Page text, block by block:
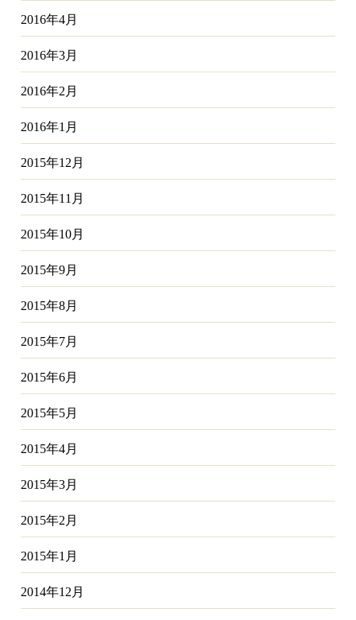
2016年4月
2016年3月
2016年2月
2016年1月
2015年12月
2015年11月
2015年10月
2015年9月
2015年8月
2015年7月
2015年6月
2015年5月
2015年4月
2015年3月
2015年2月
2015年1月
2014年12月